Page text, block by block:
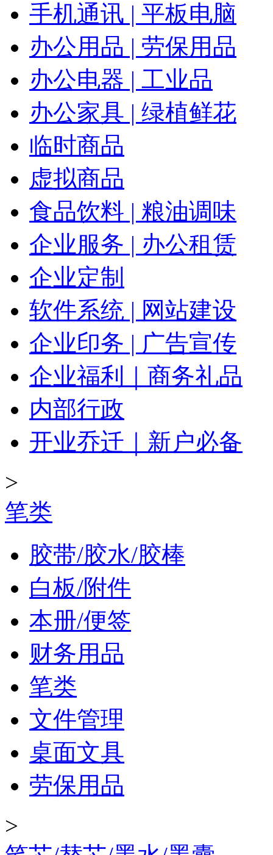
手机通讯 | 平板电脑
办公用品 | 劳保用品
办公电器 | 工业品
办公家具 | 绿植鲜花
临时商品
虚拟商品
食品饮料 | 粮油调味
企业服务 | 办公租赁
企业定制
软件系统 | 网站建设
企业印务 | 广告宣传
企业福利｜商务礼品
内部行政
开业乔迁｜新户必备
>
笔类
胶带/胶水/胶棒
白板/附件
本册/便签
财务用品
笔类
文件管理
桌面文具
劳保用品
>